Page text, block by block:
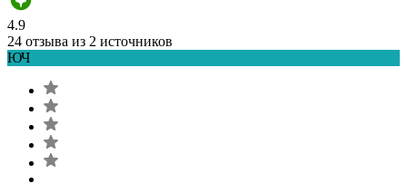
4.9
24 отзыва из 2 источников
ЮЧ